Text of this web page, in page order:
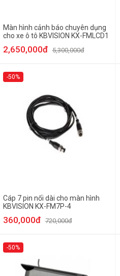
Màn hình cảnh báo chuyên dụng
cho xe ô tô KBVISION KX-FMLCD1
2,650,000đ 5,300,000đ
-50%
Cáp 7 pin nối dài cho màn hình
KBVISION KX-FM7P-4
360,000đ 720,000đ
-50%